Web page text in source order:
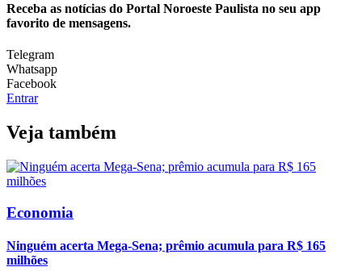
Receba as notícias do Portal Noroeste Paulista no seu app
favorito de mensagens.
Telegram
Whatsapp
Facebook
Entrar
Veja também
Economia
Ninguém acerta Mega-Sena; prêmio acumula para R$ 165
milhões